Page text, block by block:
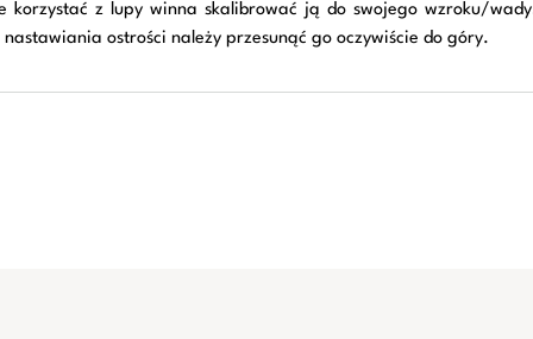
z lupy winna skalibrować ją do swojego wzroku/
ostrości należy przesunąć go oczywiście do góry.